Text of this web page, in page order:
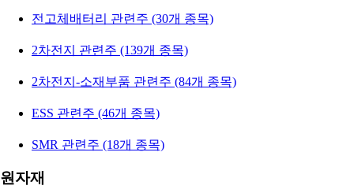
전고체배터리 관련주 (30개 종목)
2차전지 관련주 (139개 종목)
2차전지-소재부품 관련주 (84개 종목)
ESS 관련주 (46개 종목)
SMR 관련주 (18개 종목)
원자재